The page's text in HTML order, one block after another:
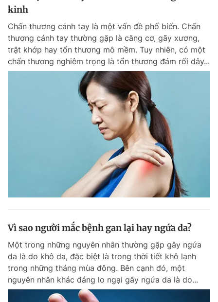
kinh
Chấn thương cánh tay là một vấn đề phổ biến. Chấn
thương cánh tay thường gặp là căng cơ, gãy xương,
trật khớp hay tổn thương mô mềm. Tuy nhiên, có một
chấn thương nghiêm trọng là tổn thương đám rối dây...
Vì sao người mắc bệnh gan lại hay ngứa da?
Một trong những nguyên nhân thường gặp gây ngứa
da là do khô da, đặc biệt là trong thời tiết khô lạnh
trong những tháng mùa đông. Bên cạnh đó, một
nguyên nhân khác đáng lo ngại gây ngứa da là do...